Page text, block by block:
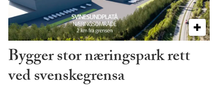
Bygger stor næringspark rett
ved svenskegrensa